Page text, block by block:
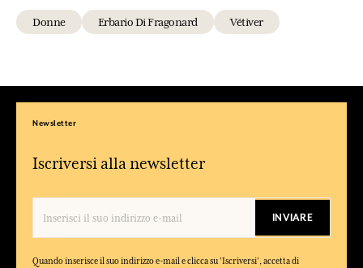
Donne Erbario Di Fragonard Vétiver
Newsletter
Iscriversi alla newsletter
INVIARE
Quando inserisce il suo indirizzo e-mail e clicca su 'Iscriversi', accetta di